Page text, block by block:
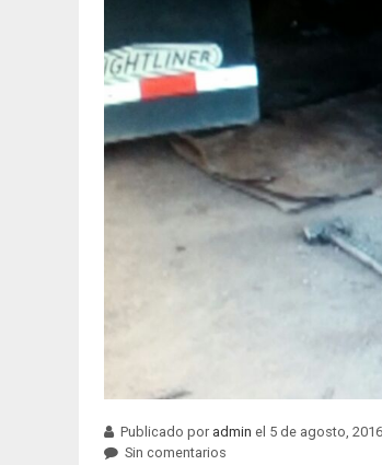
Publicado por admin el 5 de agosto, 2016
Sin comentarios